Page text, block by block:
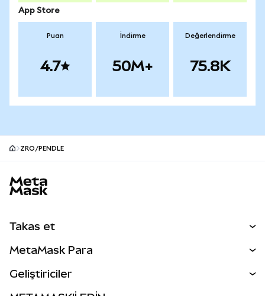
App Store
Puan
4.7
İndirme
50M+
Değerlendirme
75.8K
ZRO/PENDLE
Takas et
Perps
MetaMask Para
Geliştiriciler